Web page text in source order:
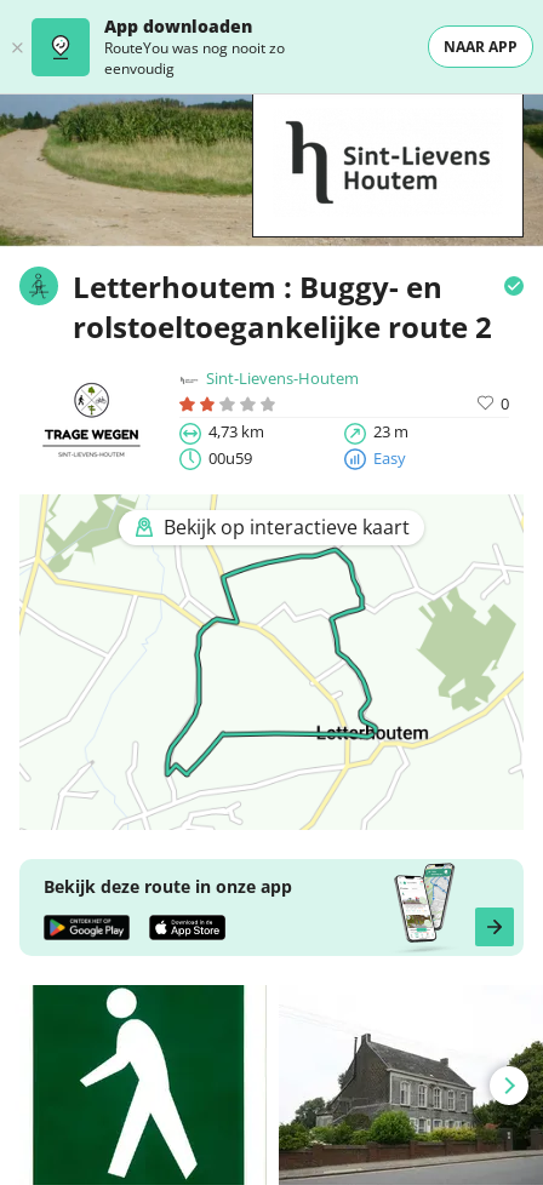
App downloaden
RouteYou was nog nooit zo
eenvoudig
NAAR APP
Letterhoutem : Buggy- en
rolstoeltoegankelijke route 2
Sint-Lievens-Houtem
0
4,73 km
23 m
00u59
Easy
Bekijk op interactieve kaart
Bekijk deze route in onze app